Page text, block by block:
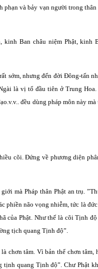
và bảy vạn người trong
Ban châu niệm Phật, kinh
sớm, nhưng đến đời Ðông-tấn
là vị tổ đầu tiên ở Trung
đều dùng pháp môn này
cõi. Ðứng về phương diện
mà Pháp thân Phật an trụ.
phiền não vọng nhiễm, tức là
của Phật. Như thế là cõi Tịnh
tịch quang Tịnh độ”.
chơn tâm. Vì bản thể chơn
tịnh quang Tịnh độ”. Chư Phật